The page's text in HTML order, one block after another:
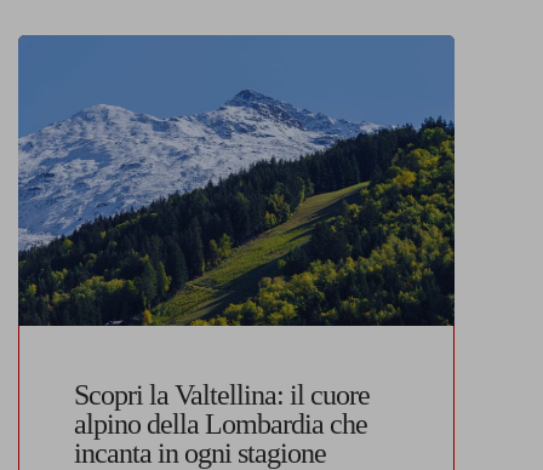
Scopri la Valtellina: il cuore
alpino della Lombardia che
incanta in ogni stagione